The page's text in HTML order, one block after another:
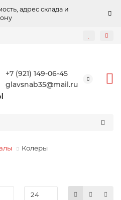
адрес склада и
+7 (921) 149-06-45
glavsnab35@mail.ru
Колеры